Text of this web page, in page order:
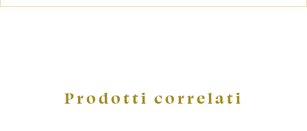
Prodotti correlati